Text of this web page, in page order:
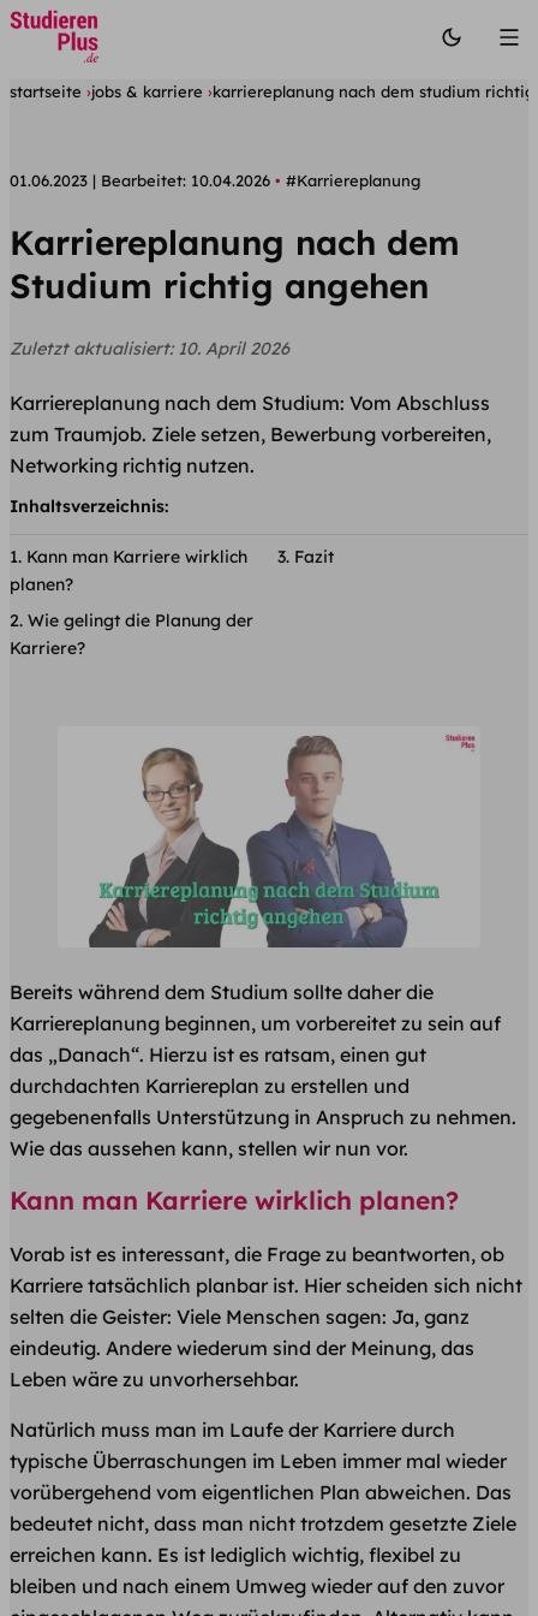
startseite jobs & karriere karriereplanung nach dem studium
01.06.2023 Bearbeitet: 10.04.2026 #Karriereplanung
Karriereplanung nach dem
Studium richtig angehen
Zuletzt aktualisiert: 10. April 2026
Karriereplanung nach dem Studium: Vom Abschluss
zum Traumjob. Ziele setzen, Bewerbung vorbereiten,
Networking richtig nutzen.
Inhaltsverzeichnis:
Kann man Karriere wirklich
planen?
Wie gelingt die Planung der
Karriere?
Fazit
Bereits während dem Studium sollte daher die
Karriereplanung beginnen, um vorbereitet zu sein auf
das „Danach“. Hierzu ist es ratsam, einen gut
durchdachten Karriereplan zu erstellen und
gegebenenfalls Unterstützung in Anspruch zu nehmen.
Wie das aussehen kann, stellen wir nun vor.
Kann man Karriere wirklich planen?
Vorab ist es interessant, die Frage zu beantworten, ob
Karriere tatsächlich planbar ist. Hier scheiden sich nicht
selten die Geister: Viele Menschen sagen: Ja, ganz
eindeutig. Andere wiederum sind der Meinung, das
Leben wäre zu unvorhersehbar.
Natürlich muss man im Laufe der Karriere durch
typische Überraschungen im Leben immer mal wieder
vorübergehend vom eigentlichen Plan abweichen. Das
bedeutet nicht, dass man nicht trotzdem gesetzte Ziele
erreichen kann. Es ist lediglich wichtig, flexibel zu
bleiben und nach einem Umweg wieder auf den zuvor